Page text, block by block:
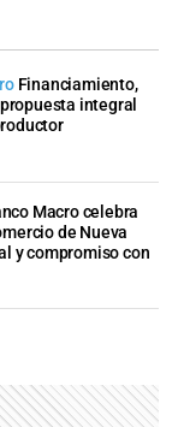
Financiamiento,
integral
Macro celebra
de Nueva
y compromiso con